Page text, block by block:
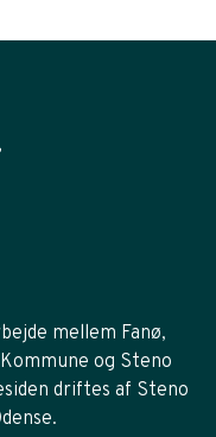
mellem Fanø,
og Steno
driftes af Steno